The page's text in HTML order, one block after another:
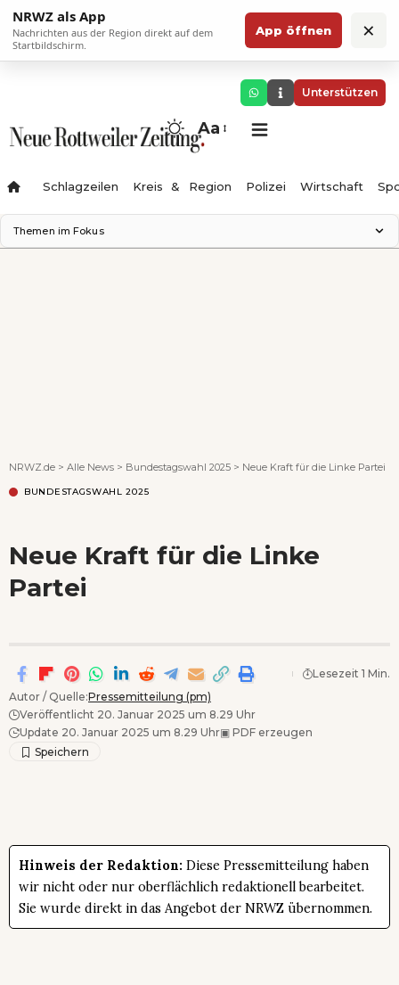
NRWZ als App
Nachrichten aus der Region direkt auf dem
Startbildschirm.
App öffnen ×
Unterstützen
Aa
Schlagzeilen Kreis & Region Polizei Wirtschaft
Themen im Fokus
NRWZ.de > Alle News > Bundestagswahl 2025 > Neue Kraft für die Linke Partei
BUNDESTAGSWAHL 2025
Neue Kraft für die Linke
Partei
Autor / Quelle:Pressemitteilung (pm)
Veröffentlicht 20. Januar 2025 um 8.29 Uhr
Update 20. Januar 2025 um 8.29 Uhr▣ PDF erzeugen
Lesezeit 1 Min.
Hinweis der Redaktion: Diese Pressemitteilung haben
wir nicht oder nur oberflächlich redaktionell bearbeitet.
Sie wurde direkt in das Angebot der NRWZ übernommen.